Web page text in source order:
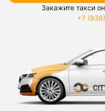
Закажите такси
+7